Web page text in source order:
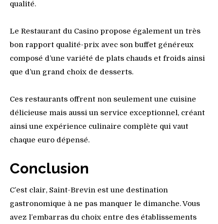
qualité.
Le Restaurant du Casino propose également un très
bon rapport qualité-prix avec son buffet généreux
composé d’une variété de plats chauds et froids ainsi
que d’un grand choix de desserts.
Ces restaurants offrent non seulement une cuisine
délicieuse mais aussi un service exceptionnel, créant
ainsi une expérience culinaire complète qui vaut
chaque euro dépensé.
Conclusion
C’est clair, Saint-Brevin est une destination
gastronomique à ne pas manquer le dimanche. Vous
avez l’embarras du choix entre des établissements